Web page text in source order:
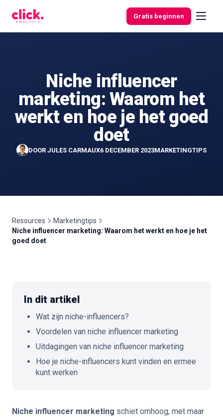
Gratis beginnen
Functies
Gratis
tools
Niche influencer
marketing: Waarom het
werkt en hoe je het goed
doet
DOOR JULES CARMAUX6 DECEMBER 2023MARKETINGTIPS
Resources
Marketingtips
Niche influencer marketing: Waarom het werkt en hoe je het
goed doet
In dit artikel
Wat zijn niche-influencers?
Voordelen van niche influencer marketing
Uitdagingen van niche influencer marketing
Hoe je niche-influencers kunt vinden en ermee
kunt werken
Niche influencer marketing schiet omhoog, met maar